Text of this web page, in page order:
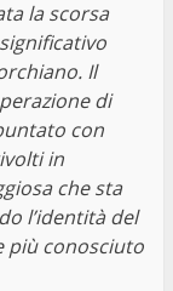
la scorsa
Il
di
con
in
che sta
l’identità del
più conosciuto